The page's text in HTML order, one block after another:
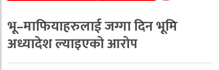
भू–माफियाहरुलाई जग्गा दिन भूमि
अध्यादेश ल्याइएको आरोप